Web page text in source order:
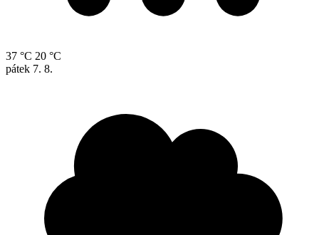
37 °C 20 °C
pátek 7. 8.